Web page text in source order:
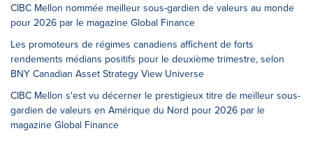
CIBC Mellon nommée meilleur sous-gardien de valeurs au monde
pour 2026 par le magazine Global Finance
Les promoteurs de régimes canadiens affichent de forts
rendements médians positifs pour le deuxième trimestre, selon
BNY Canadian Asset Strategy View Universe
CIBC Mellon s'est vu décerner le prestigieux titre de meilleur sous-
gardien de valeurs en Amérique du Nord pour 2026 par le
magazine Global Finance